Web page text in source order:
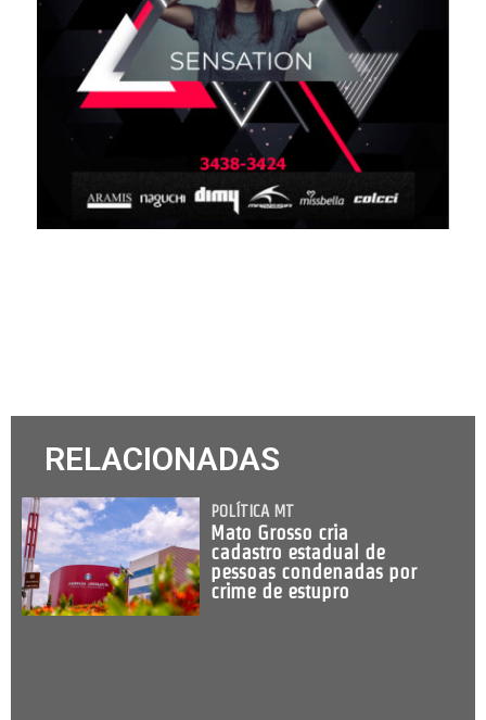
RELACIONADAS
POLÍTICA MT
Mato Grosso cria
cadastro estadual de
pessoas condenadas por
crime de estupro